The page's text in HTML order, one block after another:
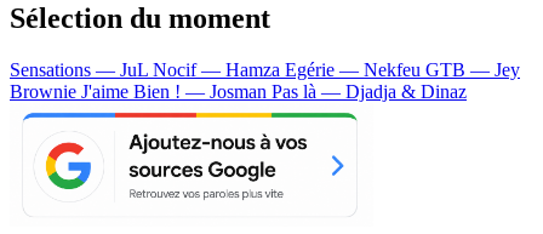
Sélection du moment
Sensations — JuL Nocif — Hamza Egérie — Nekfeu GTB — Jey
Brownie J'aime Bien ! — Josman Pas là — Djadja & Dinaz